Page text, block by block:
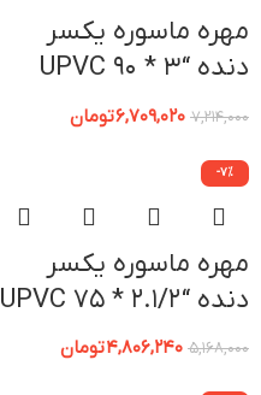
مهره ماسوره یکسر
دنده “3 * 90 UPVC
پیمتاش
7,214,000
6,709,020تومان
-7%
مهره ماسوره یکسر
دنده “2.۱/۲ * 75 UPVC
پیمتاش
5,168,000
4,806,240تومان